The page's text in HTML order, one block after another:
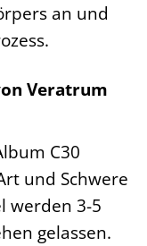
an und
Veratrum
C30
und Schwere
werden 3-5
gelassen.